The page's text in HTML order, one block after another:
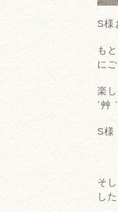
S様
も
に
楽
´艸
S様
そ
し